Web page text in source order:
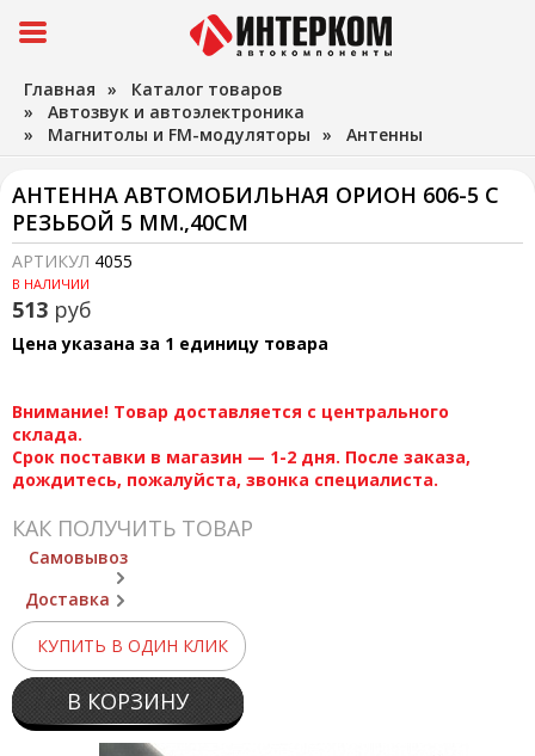
Главная » Каталог товаров
» Автозвук и автоэлектроника
» Магнитолы и FM-модуляторы » Антенны
АНТЕННА АВТОМОБИЛЬНАЯ ОРИОН 606-5 С
РЕЗЬБОЙ 5 ММ.,40СМ
АРТИКУЛ 4055
В НАЛИЧИИ
513 руб
Цена указана за 1 единицу товара
Внимание! Товар доставляется с центрального
склада.
Срок поставки в магазин — 1-2 дня. После заказа,
дождитесь, пожалуйста, звонка специалиста.
КАК ПОЛУЧИТЬ ТОВАР
Самовывоз
Доставка
КУПИТЬ В ОДИН КЛИК
В КОРЗИНУ